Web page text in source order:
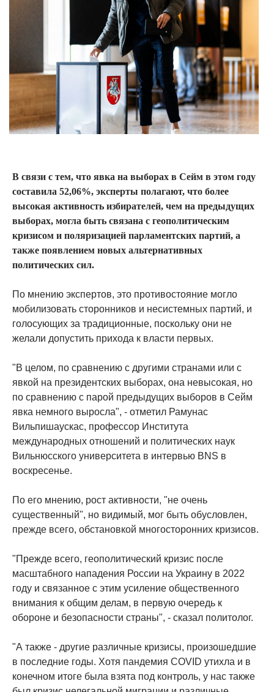
В связи с тем, что явка на выборах в Сейм в этом году
составила 52,06%, эксперты полагают, что более
высокая активность избирателей, чем на предыдущих
выборах, могла быть связана с геополитическим
кризисом и поляризацией парламентских партий, а
также появлением новых альтернативных
политических сил.
По мнению экспертов, это противостояние могло
мобилизовать сторонников и несистемных партий, и
голосующих за традиционные, поскольку они не
желали допустить прихода к власти первых.
"В целом, по сравнению с другими странами или с
явкой на президентских выборах, она невысокая, но
по сравнению с парой предыдущих выборов в Сейм
явка немного выросла", - отметил Рамунас
Вильпишаускас, профессор Института
международных отношений и политических наук
Вильнюсского университета в интервью BNS в
воскресенье.
По его мнению, рост активности, "не очень
существенный", но видимый, мог быть обусловлен,
прежде всего, обстановкой многосторонних кризисов.
"Прежде всего, геополитический кризис после
масштабного нападения России на Украину в 2022
году и связанное с этим усиление общественного
внимания к общим делам, в первую очередь к
обороне и безопасности страны", - сказал политолог.
"А также - другие различные кризисы, произошедшие
в последние годы. Хотя пандемия COVID утихла и в
конечном итоге была взята под контроль, у нас также